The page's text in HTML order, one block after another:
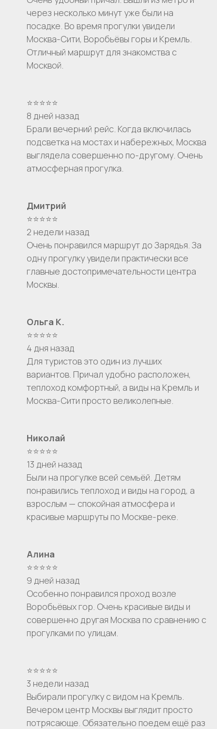
через несколько минут уже были на
посадке. Во время прогулки увидели
Москва-Сити, Воробьёвы горы и Кремль.
Отличный маршрут для знакомства с
Москвой.
⭐⭐⭐⭐⭐
8 дней назад
Брали вечерний рейс. Когда включилась
подсветка на мостах и набережных, Москва
выглядела совершенно по-другому. Очень
атмосферная прогулка.
Дмитрий
⭐⭐⭐⭐⭐
2 недели назад
Очень понравился маршрут до Зарядья. За
одну прогулку увидели практически все
главные достопримечательности центра
Москвы.
Ольга К.
⭐⭐⭐⭐⭐
4 дня назад
Для туристов это один из лучших
вариантов. Причал удобно расположен,
теплоход комфортный, а виды на Кремль и
Москва-Сити просто великолепные.
Николай
⭐⭐⭐⭐⭐
13 дней назад
Были на прогулке всей семьёй. Детям
понравились теплоход и виды на город, а
взрослым — спокойная атмосфера и
красивые маршруты по Москве-реке.
Алина
⭐⭐⭐⭐⭐
9 дней назад
Особенно понравился проход возле
Воробьёвых гор. Очень красивые виды и
совершенно другая Москва по сравнению с
прогулками по улицам.
⭐⭐⭐⭐⭐
3 недели назад
Выбирали прогулку с видом на Кремль.
Вечером центр Москвы выглядит просто
потрясающе. Обязательно поедем ещё раз